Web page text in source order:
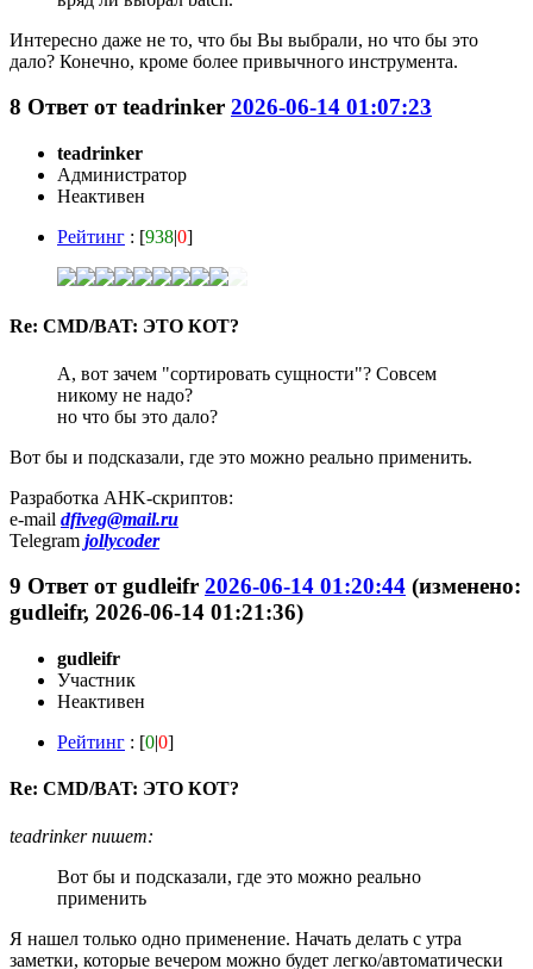
Интересно даже не то, что бы Вы выбрали, но что бы это
дало? Конечно, кроме более привычного инструмента.
8 Ответ отteadrinker 2026-06-14 01:07:23
teadrinker
Администратор
Неактивен
Рейтинг : [938|0]
Re: CMD/BAT: ЭТО КОТ?
А, вот зачем "сортировать сущности"? Совсем
никому не надо?
но что бы это дало?
Вот бы и подсказали, где это можно реально применить.
Разработка AHK-скриптов:
e-mail dfiveg@mail.ru
Telegram jollycoder
9 Ответ отgudleifr 2026-06-14 01:20:44 (изменено:
gudleifr, 2026-06-14 01:21:36)
gudleifr
Участник
Неактивен
Рейтинг : [0|0]
Re: CMD/BAT: ЭТО КОТ?
teadrinker пишет:
Вот бы и подсказали, где это можно реально
применить
Я нашел только одно применение. Начать делать с утра
заметки, которые вечером можно будет легко/автоматически